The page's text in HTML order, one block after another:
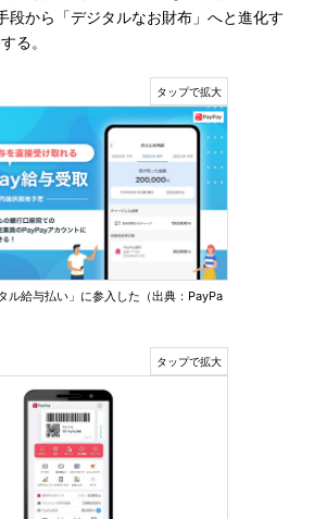
段から「デジタルなお財布」へと進化す
る。
ル給与払い」に参入した（出典：PayPa